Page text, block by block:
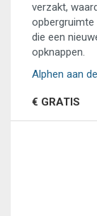
verzakt,
opbergruimte
die een
opknappen.
Alphen aan
€ GRATIS